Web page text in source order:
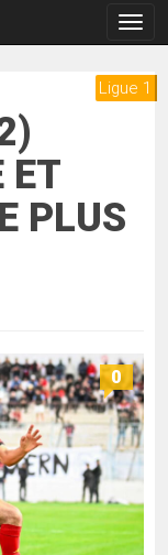
la
Ligue 1
ET
PLUS
0